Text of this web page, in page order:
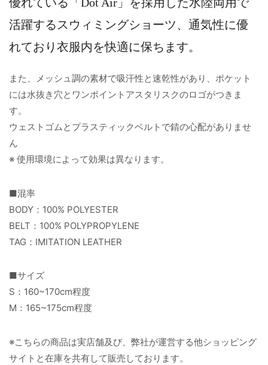
活躍するスウィミングショーツ、通気性に優
れており衣服内を快適に保ちます。
また、メッシュ調の素材で吸汗性と速乾性があり、ポケット
には水抜き穴とワンポイントアスタリスクのロゴがつきま
す。
ウェストゴムとプラスティックベルトで錆の心配がありませ
ん
※ 使用環境によって効果は異なります。
■混率
BODY：100% POLYESTER
BELT：100% POLYPROPYLENE
TAG：IMITATION LEATHER
■サイズ
S：160~170cm程度
M：165~175cm程度
※こちらの商品は実店舗及び、弊社が運営する他ショッピング
サイトと在庫を共有して販売しております。